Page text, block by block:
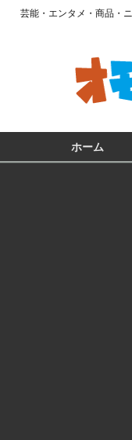
芸能・エンタメ・商品・
ホーム